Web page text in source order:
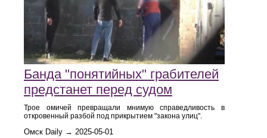
Банда "понятийных" грабителей
предстанет перед судом
Трое омичей превращали мнимую справедливость в
откровенный разбой под прикрытием "закона улиц".
Омск Daily → 2025-05-01